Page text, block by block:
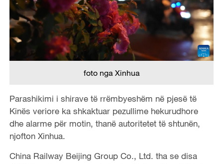
foto nga Xinhua
Parashikimi i shirave të rrëmbyeshëm në pjesë të
Kinës veriore ka shkaktuar pezullime hekurudhore
dhe alarme për motin, thanë autoritetet të shtunën,
njofton Xinhua.
China Railway Beijing Group Co., Ltd. tha se disa